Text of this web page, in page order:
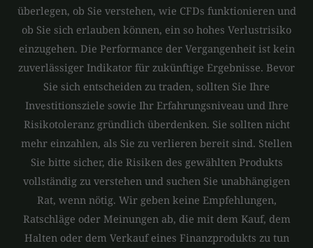
überlegen, ob Sie verstehen, wie CFDs funktionieren und
ob Sie sich erlauben können, ein so hohes Verlustrisiko
einzugehen. Die Performance der Vergangenheit ist kein
zuverlässiger Indikator für zukünftige Ergebnisse. Bevor
Sie sich entscheiden zu traden, sollten Sie Ihre
Investitionsziele sowie Ihr Erfahrungsniveau und Ihre
Risikotoleranz gründlich überdenken. Sie sollten nicht
mehr einzahlen, als Sie zu verlieren bereit sind. Stellen
Sie bitte sicher, die Risiken des gewählten Produkts
vollständig zu verstehen und suchen Sie unabhängigen
Rat, wenn nötig. Wir geben keine Empfehlungen,
Ratschläge oder Meinungen ab, die mit dem Kauf, dem
Halten oder dem Verkauf eines Finanzprodukts zu tun